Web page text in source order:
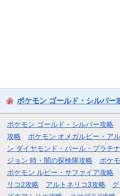
ポケモン ゴールド・シルバー
ポケモン ゴールド・シルバー攻略
攻略
ポケモン オメガルビー・ア
ン ダイヤモンド・パール・プラチ
ジョン 時・闇の探検隊攻略
ポケ
ポケモン ルビー・サファイア攻略
リコ2攻略
アルトネリコ3攻略